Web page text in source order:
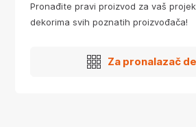
Pronađite pravi proizvod za vaš
dekorima svih poznatih proizvođača!
Za pronalazač